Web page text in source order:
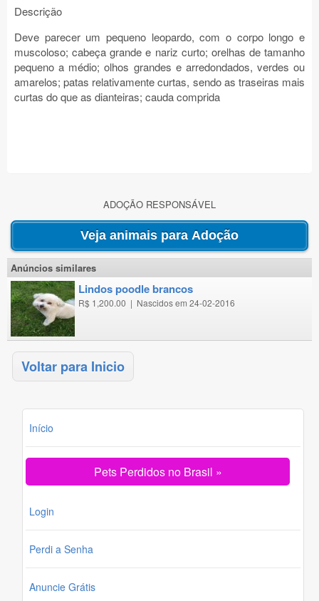
Descrição
Deve parecer um pequeno leopardo, com o corpo longo e
muscoloso; cabeça grande e nariz curto; orelhas de tamanho
pequeno a médio; olhos grandes e arredondados, verdes ou
amarelos; patas relativamente curtas, sendo as traseiras mais
curtas do que as dianteiras; cauda comprida
ADOÇÃO RESPONSÁVEL
Anúncios similares
lindos poodle brancos
R$ 1,200.00 | Nascidos em 24-02-2016
Voltar para Inicio
Início
Pets Perdidos no Brasil »
Login
Perdi a Senha
Anuncie Grátis